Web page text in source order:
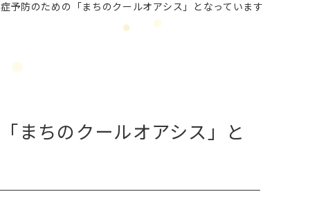
予防のための「まちのクールオアシス」となっています
まちのクールオアシス」と